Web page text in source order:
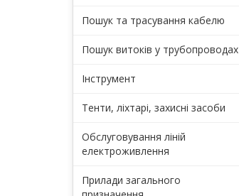
Пошук та трасування кабелю
Пошук витоків у трубопроводах
Інструмент
Тенти, ліхтарі, захисні засоби
Обслуговування ліній
електроживлення
Прилади загального